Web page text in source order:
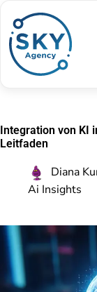
Integration von KI
Leitfaden
Diana
Ai Insights